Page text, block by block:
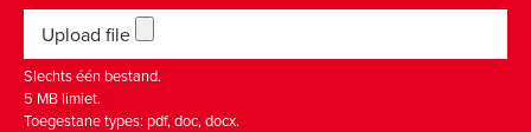
Upload file
Slechts één bestand.
5 MB limiet.
Toegestane types: pdf, doc, docx.